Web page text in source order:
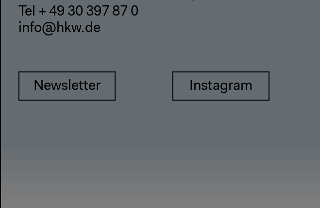
Tel + 49 30 397 87 0
info@hkw.de
Newsletter Instagram